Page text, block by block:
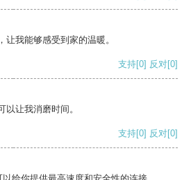
我能够感受到家的温暖。
支持[0] 反对[0]
以让我消磨时间。
支持[0] 反对[0]